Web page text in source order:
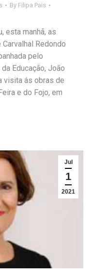
By Filipa Pais
esta manhã, as
Redondo
pelo
Educação, João
visita ás obras de
e do Fojo, em
Jul
1
2021